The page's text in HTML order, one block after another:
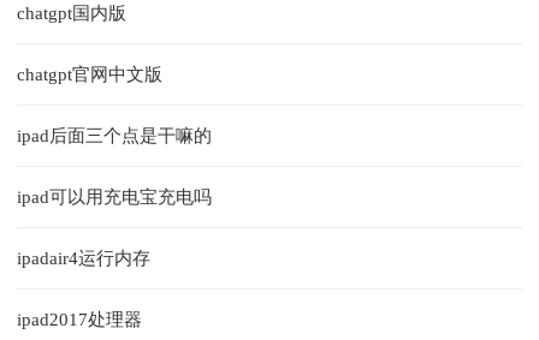
chatgpt国内版
chatgpt官网中文版
ipad后面三个点是干嘛的
ipad可以用充电宝充电吗
ipadair4运行内存
ipad2017处理器